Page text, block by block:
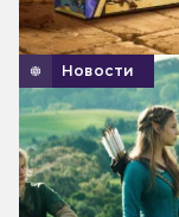
Новости